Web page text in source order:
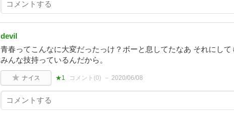
devil
青春ってこんなに大変だったっけ？ボーと息してたなあ それにして
みんな技持っているんだから。
ナイス ★1 コメント(0) 2020/06/08